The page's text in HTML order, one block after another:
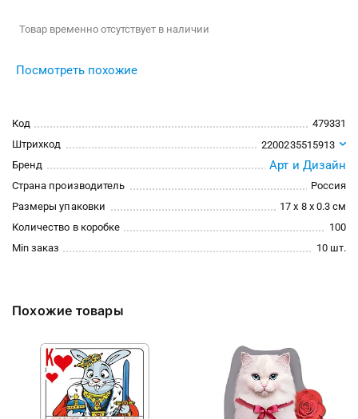
Товар временно отсутствует в наличии
Посмотреть похожие
Код
479331
Штрихкод
2200235515913
Бренд
Арт и Дизайн
Страна производитель
Россия
Размеры упаковки
17 x 8 x 0.3 см
Количество в коробке
100
Min заказ
10 шт.
Похожие товары